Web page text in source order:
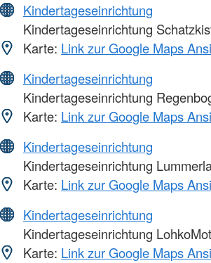
Kindertageseinrichtung
Kindertageseinrichtung
Karte: Link zur Google Maps
Kindertageseinrichtung
Kindertageseinrichtung
Karte: Link zur Google Maps
Kindertageseinrichtung
Kindertageseinrichtung
Karte: Link zur Google Maps
Kindertageseinrichtung
Kindertageseinrichtung
Karte: Link zur Google Maps